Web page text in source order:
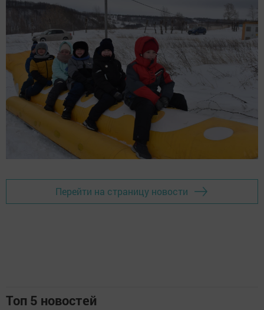
Перейти на страницу новости
Топ 5 новостей